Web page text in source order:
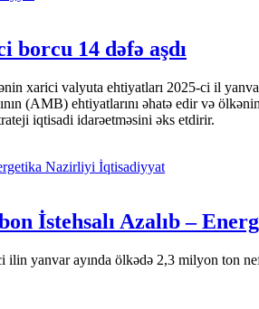
14 dəfə aşdı
xarici valyuta ehtiyatları 2025-ci il
(AMB) ehtiyatlarını əhatə edir və
iqtisadi idarəetməsini əks etdirir.
İqtisadiyyat
İstehsalı Azalıb –
yanvar ayında ölkədə 2,3 milyon ton